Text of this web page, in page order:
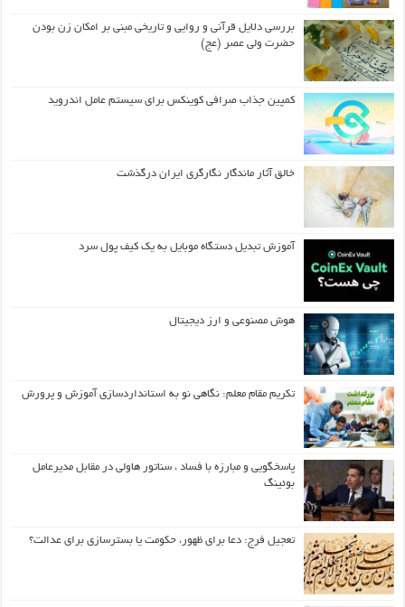
بررسی دلایل قرآنی و روایی و تاریخی مبنی بر امکان زن بودن
حضرت ولی عصر (عج)
کمپین جذاب صرافی کوینکس برای سیستم عامل اندروید
خالق آثار ماندگار نگارگری ایران درگذشت
آموزش تبدیل دستگاه موبایل به یک کیف‌ پول سرد
هوش مصنوعی و ارز دیجیتال
تکریم مقام معلم: نگاهی نو به استانداردسازی آموزش و پرورش
پاسخگویی و مبارزه با فساد ، سناتور هاولی در مقابل مدیرعامل
بوئینگ
تعجیل فرج: دعا برای ظهور، حکومت یا بسترسازی برای عدالت؟